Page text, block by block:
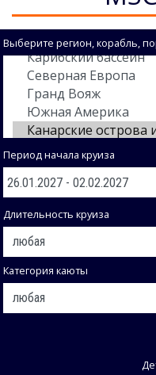
Выберите регион, корабль,
Период начала круиза
Длительность круиза
Категория каюты